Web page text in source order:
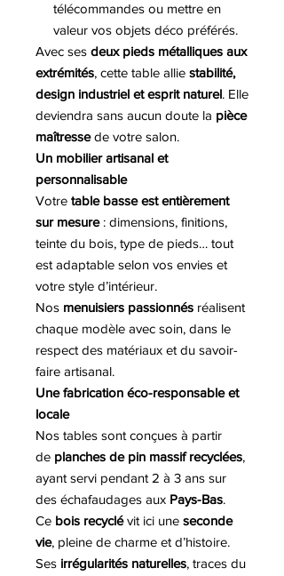
télécommandes ou mettre en
valeur vos objets déco préférés.
Avec ses deux pieds métalliques aux
extrémités, cette table allie stabilité,
design industriel et esprit naturel. Elle
deviendra sans aucun doute la pièce
maîtressede votre salon.
Un mobilier artisanal et
personnalisable
Votre table basse est entièrement
sur mesure: dimensions, finitions,
teinte du bois, type de pieds… tout
est adaptable selon vos envies et
votre style d’intérieur.
Nos menuisiers passionnés réalisent
chaque modèle avec soin, dans le
respect des matériaux et du savoir-
faire artisanal.
Une fabrication éco-responsable et
locale
Nos tables sont conçues à partir
de planches de pin massif recyclées,
ayant servi pendant 2 à 3 ans sur
des échafaudages aux Pays-Bas.
Ce bois recyclévit ici une seconde
vie, pleine de charme et d’histoire.
Ses irrégularités naturelles, traces du